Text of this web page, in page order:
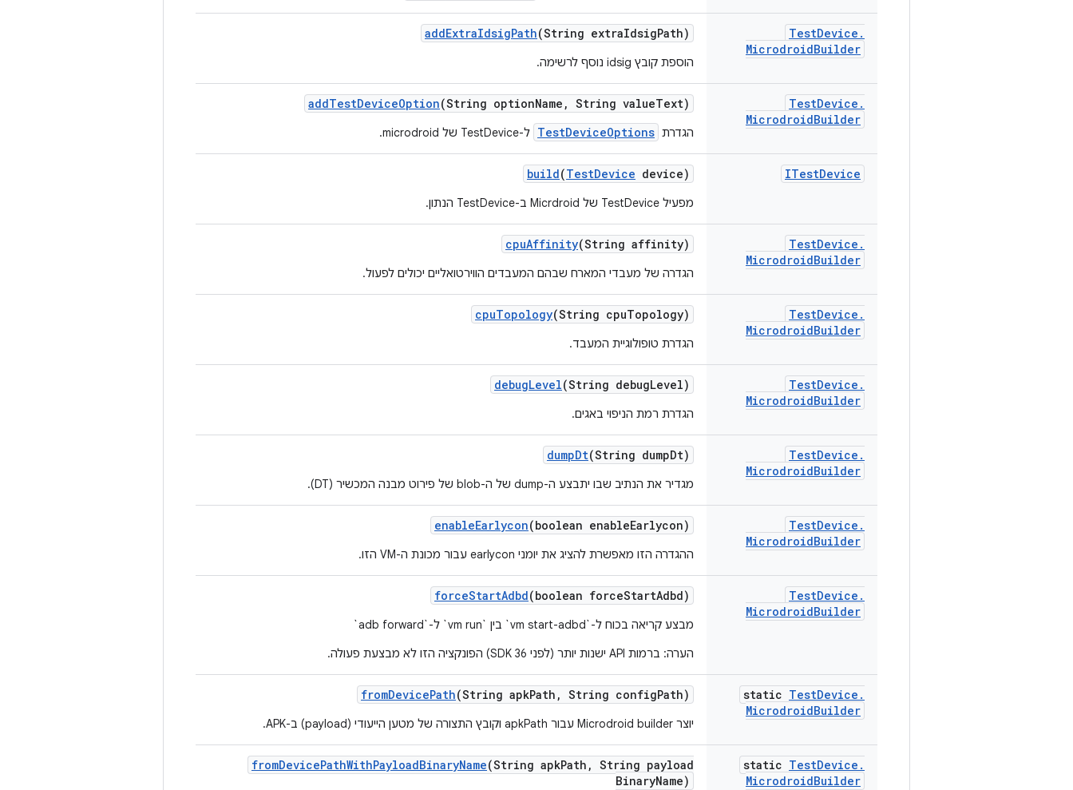
TestDevice .
MicrodroidBuilder
addExtraIdsigPath(String extraIdsigPath)
הוספת קובץ idsig נוסף לרשימה.
TestDevice .
MicrodroidBuilder
addTestDeviceOption(String optionName , String valueText)
הגדרת TestDeviceOptions ל-TestDevice של microdroid.
ITestDevice
build(TestDevice device)
מפעיל TestDevice של Micrdroid ב-TestDevice הנתון.
TestDevice .
MicrodroidBuilder
cpuAffinity(String affinity)
הגדרה של מעבדי המארח שבהם המעבדים הווירטואליים יכולים לפעול.
TestDevice .
MicrodroidBuilder
cpuTopology(String cpuTopology)
הגדרת טופולוגיית המעבד.
TestDevice .
MicrodroidBuilder
debugLevel(String debugLevel)
הגדרת רמת הניפוי באגים.
TestDevice .
MicrodroidBuilder
dumpDt(String dumpDt)
מגדיר את הנתיב שבו יתבצע ה-dump של ה-blob של פירוט מבנה המכשיר (DT).
TestDevice .
MicrodroidBuilder
enableEarlycon(boolean enableEarlycon)
ההגדרה הזו מאפשרת להציג את יומני earlycon עבור מכונת ה-VM הזו.
TestDevice .
MicrodroidBuilder
forceStartAdbd(boolean forceStartAdbd)
מבצע קריאה בכוח ל-`vm start-adbd` בין `vm run` ל-`adb forward`
הערה: ברמות API ישנות יותר (לפני SDK 36) הפונקציה הזו לא מבצעת פעולה.
static TestDevice .
MicrodroidBuilder
fromDevicePath(String apkPath , String configPath)
יוצר Microdroid builder עבור apkPath וקובץ התצורה של מטען הייעודי (payload) ב-APK.
static TestDevice .
MicrodroidBuilder
fromDevicePathWithPayloadBinaryName(String apkPath , String payload
BinaryName)